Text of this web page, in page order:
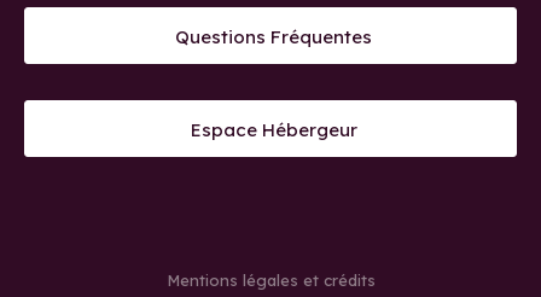
Questions Fréquentes
Espace Hébergeur
Mentions légales et crédits